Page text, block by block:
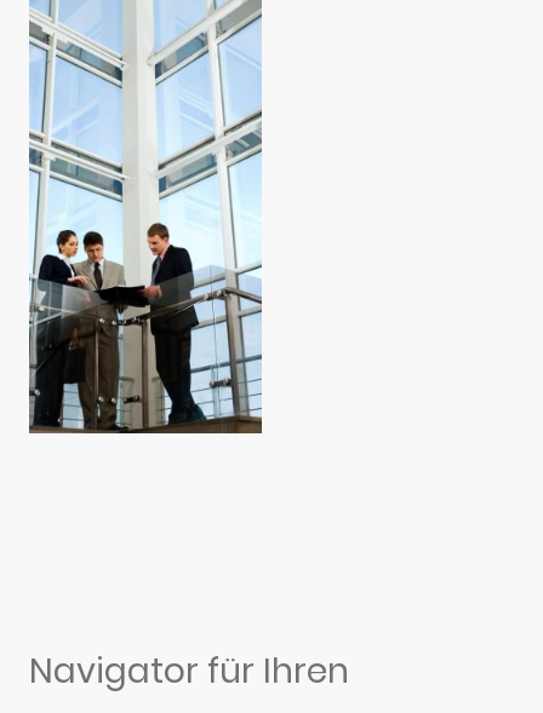
Navigator für Ihren